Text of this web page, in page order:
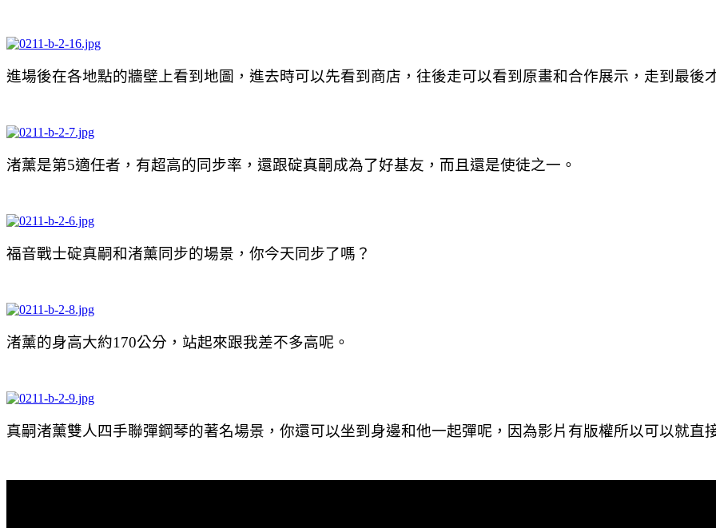
進場後在各地點的牆壁上看到地圖，進去時可以先看到商店，往後走可以看到原畫和合作展示，走到最後
渚薰是第5適任者，有超高的同步率，還跟碇真嗣成為了好基友，而且還是使徒之一。
福音戰士碇真嗣和渚薰同步的場景，你今天同步了嗎？
渚薰的身高大約170公分，站起來跟我差不多高呢。
真嗣渚薰雙人四手聯彈鋼琴的著名場景，你還可以坐到身邊和他一起彈呢，因為影片有版權所以可以就直